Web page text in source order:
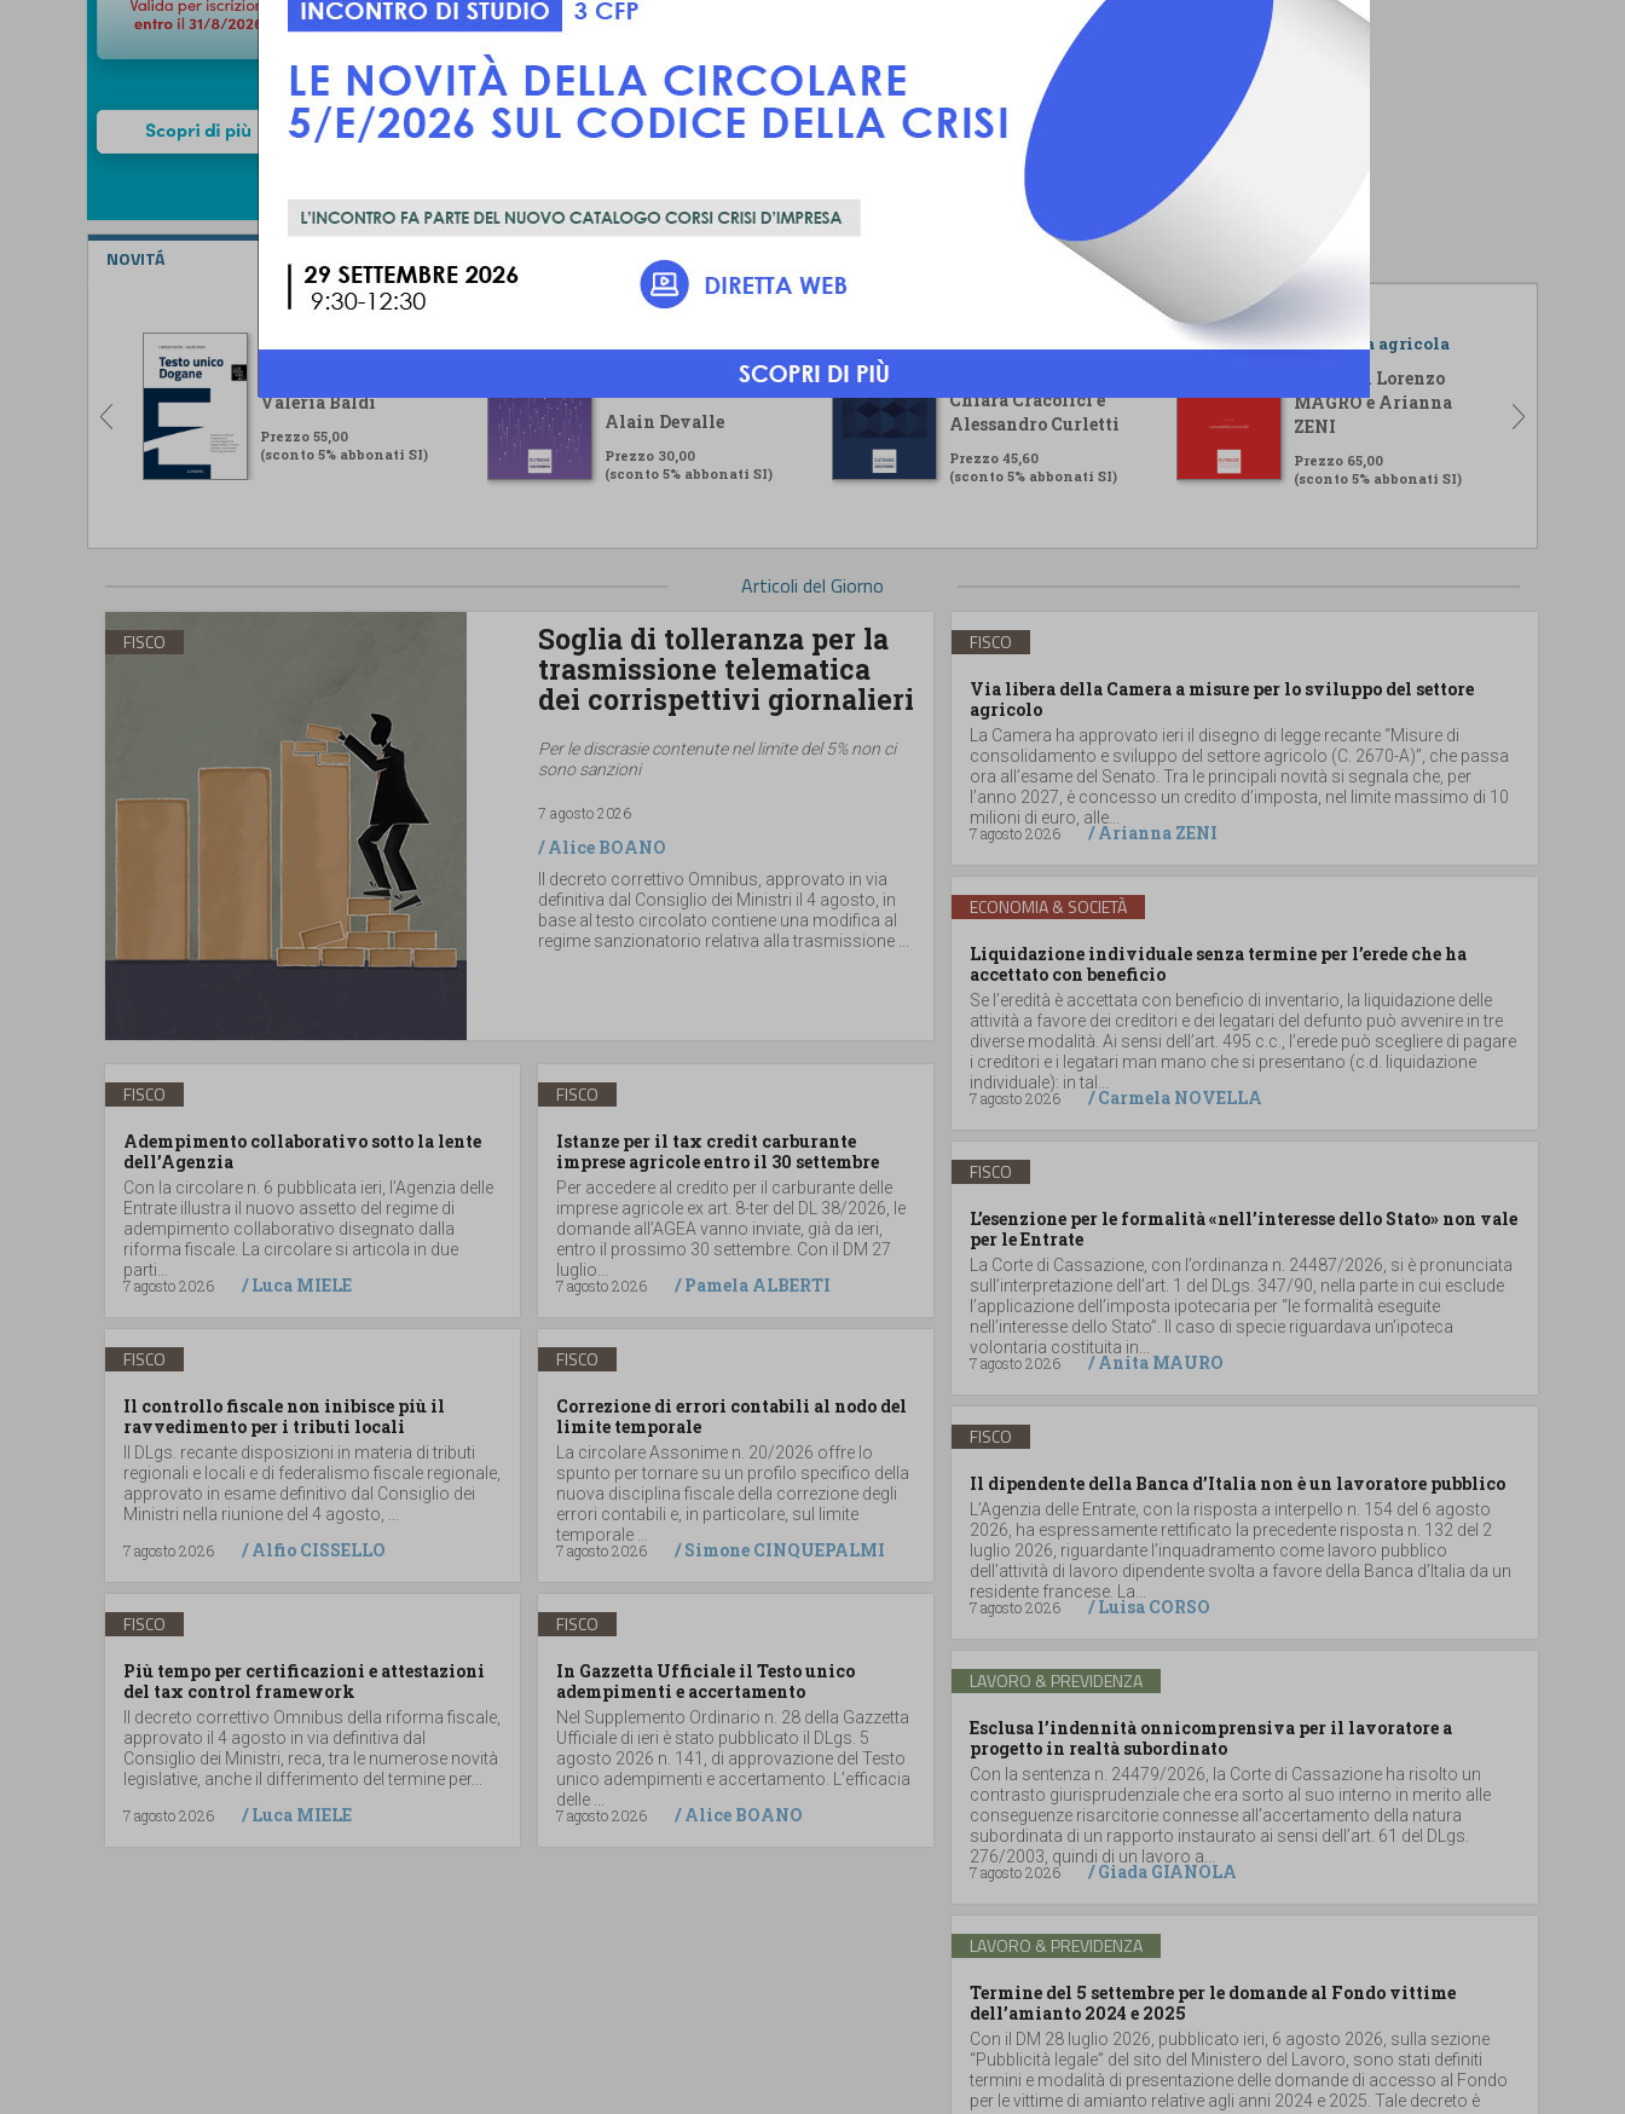
NOVITÁ
Valeria Baldi
Prezzo 55,00
(sconto 5% abbonati SI)
Reporting Standard
Alain Devalle
Prezzo 30,00
(sconto 5% abbonati SI)
Chiara Cracolici e
Alessandro Curletti
Prezzo 45,60
(sconto 5% abbonati SI)
L'impresa agricola
A cura di Lorenzo
MAGRO e Arianna
ZENI
Prezzo 65,00
(sconto 5% abbonati SI)
Articoli del Giorno
FISCO
Soglia di tolleranza per la
trasmissione telematica
dei corrispettivi giornalieri
Per le discrasie contenute nel limite del 5% non ci
sono sanzioni
7 agosto 2026
/Alice BOANO
Il decreto correttivo Omnibus, approvato in via
definitiva dal Consiglio dei Ministri il 4 agosto, in
base al testo circolato contiene una modifica al
regime sanzionatorio relativa alla trasmissione ...
FISCO
Adempimento collaborativo sotto la lente
dell’Agenzia
Con la circolare n. 6 pubblicata ieri, l’Agenzia delle
Entrate illustra il nuovo assetto del regime di
adempimento collaborativo disegnato dalla
riforma fiscale. La circolare si articola in due
parti...
7 agosto 2026
/Luca MIELE
FISCO
Il controllo fiscale non inibisce più il
ravvedimento per i tributi locali
Il DLgs. recante disposizioni in materia di tributi
regionali e locali e di federalismo fiscale regionale,
approvato in esame definitivo dal Consiglio dei
Ministri nella riunione del 4 agosto, ...
7 agosto 2026
/Alfio CISSELLO
FISCO
Più tempo per certificazioni e attestazioni
del tax control framework
Il decreto correttivo Omnibus della riforma fiscale,
approvato il 4 agosto in via definitiva dal
Consiglio dei Ministri, reca, tra le numerose novità
legislative, anche il differimento del termine per...
7 agosto 2026
/Luca MIELE
FISCO
Istanze per il tax credit carburante
imprese agricole entro il 30 settembre
Per accedere al credito per il carburante delle
imprese agricole ex art. 8-ter del DL 38/2026, le
domande all’AGEA vanno inviate, già da ieri,
entro il prossimo 30 settembre. Con il DM 27
luglio...
7 agosto 2026
/Pamela ALBERTI
FISCO
Correzione di errori contabili al nodo del
limite temporale
La circolare Assonime n. 20/2026 offre lo
spunto per tornare su un profilo specifico della
nuova disciplina fiscale della correzione degli
errori contabili e, in particolare, sul limite
temporale ...
7 agosto 2026
/Simone CINQUEPALMI
FISCO
In Gazzetta Ufficiale il Testo unico
adempimenti e accertamento
Nel Supplemento Ordinario n. 28 della Gazzetta
Ufficiale di ieri è stato pubblicato il DLgs. 5
agosto 2026 n. 141, di approvazione del Testo
unico adempimenti e accertamento. L’efficacia
delle ...
7 agosto 2026
/Alice BOANO
FISCO
Via libera della Camera a misure per lo sviluppo del settore
agricolo
La Camera ha approvato ieri il disegno di legge recante “Misure di
consolidamento e sviluppo del settore agricolo (C. 2670-A)”, che passa
ora all’esame del Senato. Tra le principali novità si segnala che, per
l’anno 2027, è concesso un credito d’imposta, nel limite massimo di 10
milioni di euro, alle...
7 agosto 2026
/Arianna ZENI
ECONOMIA & SOCIETÀ
Liquidazione individuale senza termine per l’erede che ha
accettato con beneficio
Se l’eredità è accettata con beneficio di inventario, la liquidazione delle
attività a favore dei creditori e dei legatari del defunto può avvenire in tre
diverse modalità. Ai sensi dell’art. 495 c.c., l’erede può scegliere di pagare
i creditori e i legatari man mano che si presentano (c.d. liquidazione
individuale): in tal...
7 agosto 2026
/Carmela NOVELLA
FISCO
L’esenzione per le formalità «nell’interesse dello Stato» non vale
per le Entrate
La Corte di Cassazione, con l’ordinanza n. 24487/2026, si è pronunciata
sull’interpretazione dell’art. 1 del DLgs. 347/90, nella parte in cui esclude
l’applicazione dell’imposta ipotecaria per “le formalità eseguite
nell’interesse dello Stato”. Il caso di specie riguardava un’ipoteca
volontaria costituita in...
7 agosto 2026
/Anita MAURO
FISCO
Il dipendente della Banca d’Italia non è un lavoratore pubblico
L’Agenzia delle Entrate, con la risposta a interpello n. 154 del 6 agosto
2026, ha espressamente rettificato la precedente risposta n. 132 del 2
luglio 2026, riguardante l’inquadramento come lavoro pubblico
dell’attività di lavoro dipendente svolta a favore della Banca d’Italia da un
residente francese. La...
7 agosto 2026
/Luisa CORSO
LAVORO & PREVIDENZA
Esclusa l’indennità onnicomprensiva per il lavoratore a
progetto in realtà subordinato
Con la sentenza n. 24479/2026, la Corte di Cassazione ha risolto un
contrasto giurisprudenziale che era sorto al suo interno in merito alle
conseguenze risarcitorie connesse all’accertamento della natura
subordinata di un rapporto instaurato ai sensi dell’art. 61 del DLgs.
276/2003, quindi di un lavoro a...
7 agosto 2026
/Giada GIANOLA
LAVORO & PREVIDENZA
Termine del 5 settembre per le domande al Fondo vittime
dell’amianto 2024 e 2025
Con il DM 28 luglio 2026, pubblicato ieri, 6 agosto 2026, sulla sezione
“Pubblicità legale” del sito del Ministero del Lavoro, sono stati definiti
termini e modalità di presentazione delle domande di accesso al Fondo
per le vittime di amianto relative agli anni 2024 e 2025. Tale decreto è